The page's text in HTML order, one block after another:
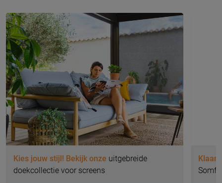
Kies jouw stijl! Bekijk onze uitgebreide
doekcollectie voor screens
Klaar